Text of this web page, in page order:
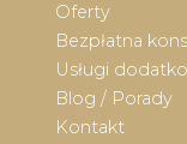
Oferty
Bezpłatna
Usługi
Blog / Porady
Kontakt